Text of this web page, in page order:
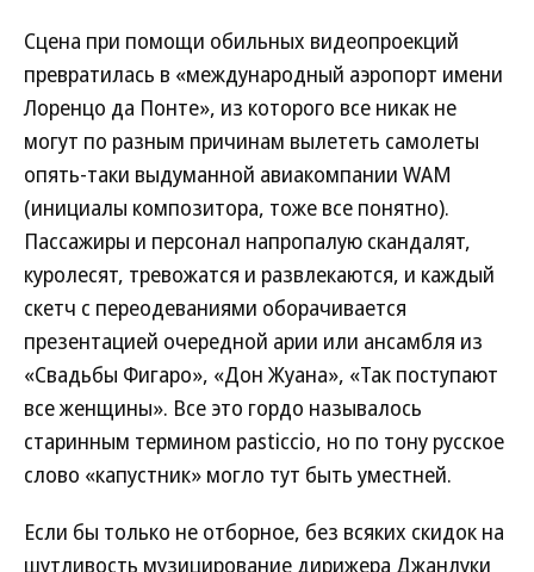
Сцена при помощи обильных видеопроекций
превратилась в «международный аэропорт имени
Лоренцо да Понте», из которого все никак не
могут по разным причинам вылететь самолеты
опять-таки выдуманной авиакомпании WAM
(инициалы композитора, тоже все понятно).
Пассажиры и персонал напропалую скандалят,
куролесят, тревожатся и развлекаются, и каждый
скетч с переодеваниями оборачивается
презентацией очередной арии или ансамбля из
«Свадьбы Фигаро», «Дон Жуана», «Так поступают
все женщины». Все это гордо называлось
старинным термином pasticcio, но по тону русское
слово «капустник» могло тут быть уместней.
Если бы только не отборное, без всяких скидок на
шутливость музицирование дирижера Джанлуки